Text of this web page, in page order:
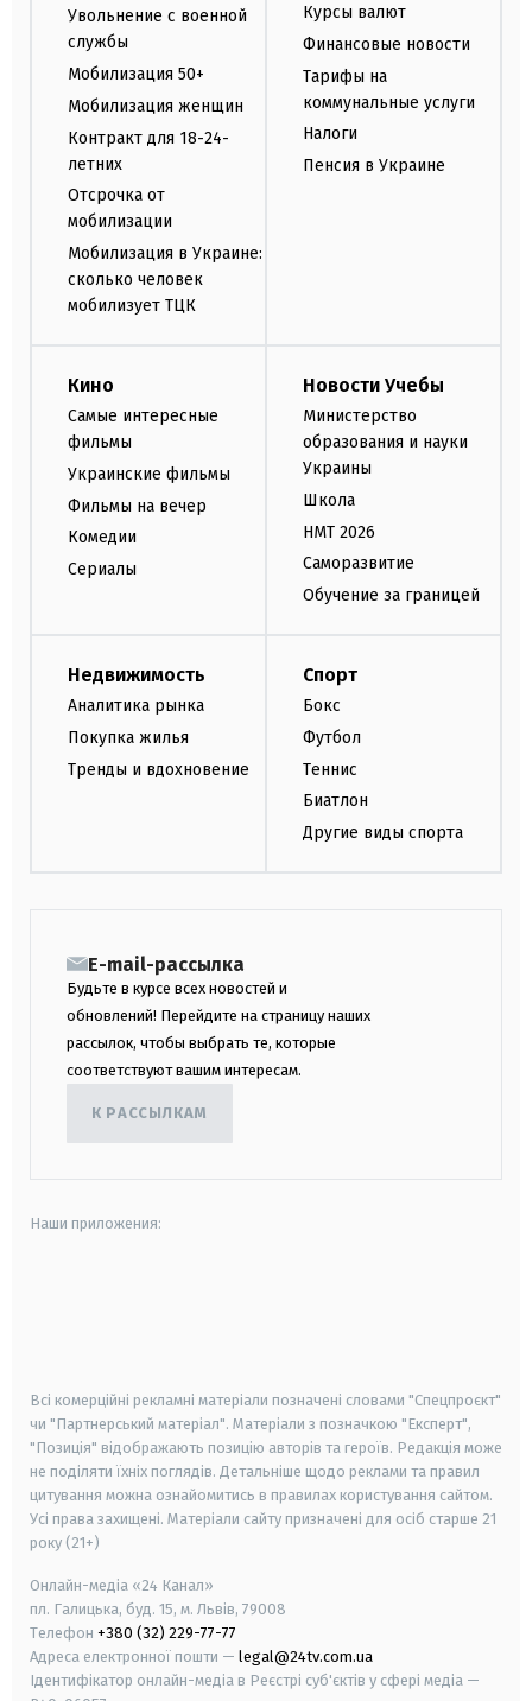
Увольнение с военной
службы
Мобилизация 50+
Мобилизация женщин
Контракт для 18-24-
летних
Отсрочка от
мобилизации
Мобилизация в Украине:
сколько человек
мобилизует ТЦК
Курсы валют
Финансовые новости
Тарифы на
коммунальные услуги
Налоги
Пенсия в Украине
Кино
Самые интересные
фильмы
Украинские фильмы
Фильмы на вечер
Комедии
Сериалы
Новости Учебы
Министерство
образования и науки
Украины
Школа
НМТ 2026
Саморазвитие
Обучение за границей
Недвижимость
Аналитика рынка
Покупка жилья
Тренды и вдохновение
Спорт
Бокс
Футбол
Теннис
Биатлон
Другие виды спорта
E-mail-рассылка
Будьте в курсе всех новостей и
обновлений! Перейдите на страницу наших
рассылок, чтобы выбрать те, которые
соответствуют вашим интересам.
К РАССЫЛКАМ
Наши приложения:
Всі комерційні рекламні матеріали позначені словами "Спецпроєкт"
чи "Партнерський матеріал". Матеріали з позначкою "Експерт",
"Позиція" відображають позицію авторів та героїв. Редакція може
не поділяти їхніх поглядів. Детальніше щодо реклами та правил
цитування можна ознайомитись в правилах користування сайтом.
Усі права захищені. Матеріали сайту призначені для осіб старше 21
року (21+)
Онлайн-медіа «24 Канал»
пл. Галицька, буд. 15, м. Львів, 79008
Телефон +380 (32) 229-77-77
Адреса електронної пошти — legal@24tv.com.ua
Ідентифікатор онлайн-медіа в Реєстрі суб'єктів у сфері медіа —